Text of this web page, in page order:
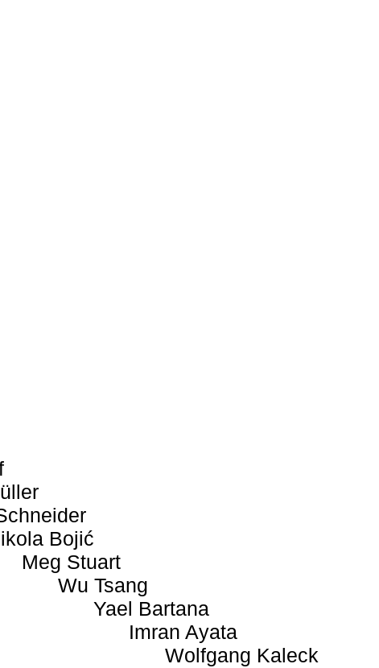
Bojić
Meg Stuart
Wu Tsang
Yael Bartana
Imran Ayata
Wolfgang Kaleck